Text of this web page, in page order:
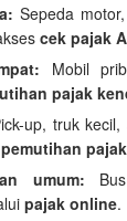
Sepeda
cek pajak
Mobil
pajak
up, truk
umum:
pajak online.